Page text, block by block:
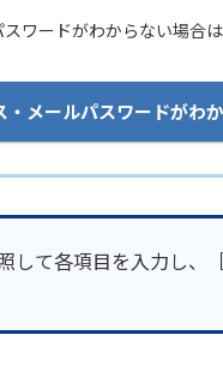
ワードがわからない場合
・メールパスワードがわ
して各項目を入力し、